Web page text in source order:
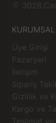
KURUMSAL
Üye Girişi
Pazaryeri
İletişim
Sipariş
Gizlilik ve
Kargo ve
Teslimat